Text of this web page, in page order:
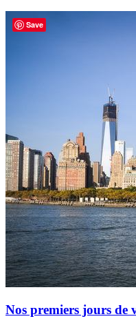
Nos premiers jours de
Save